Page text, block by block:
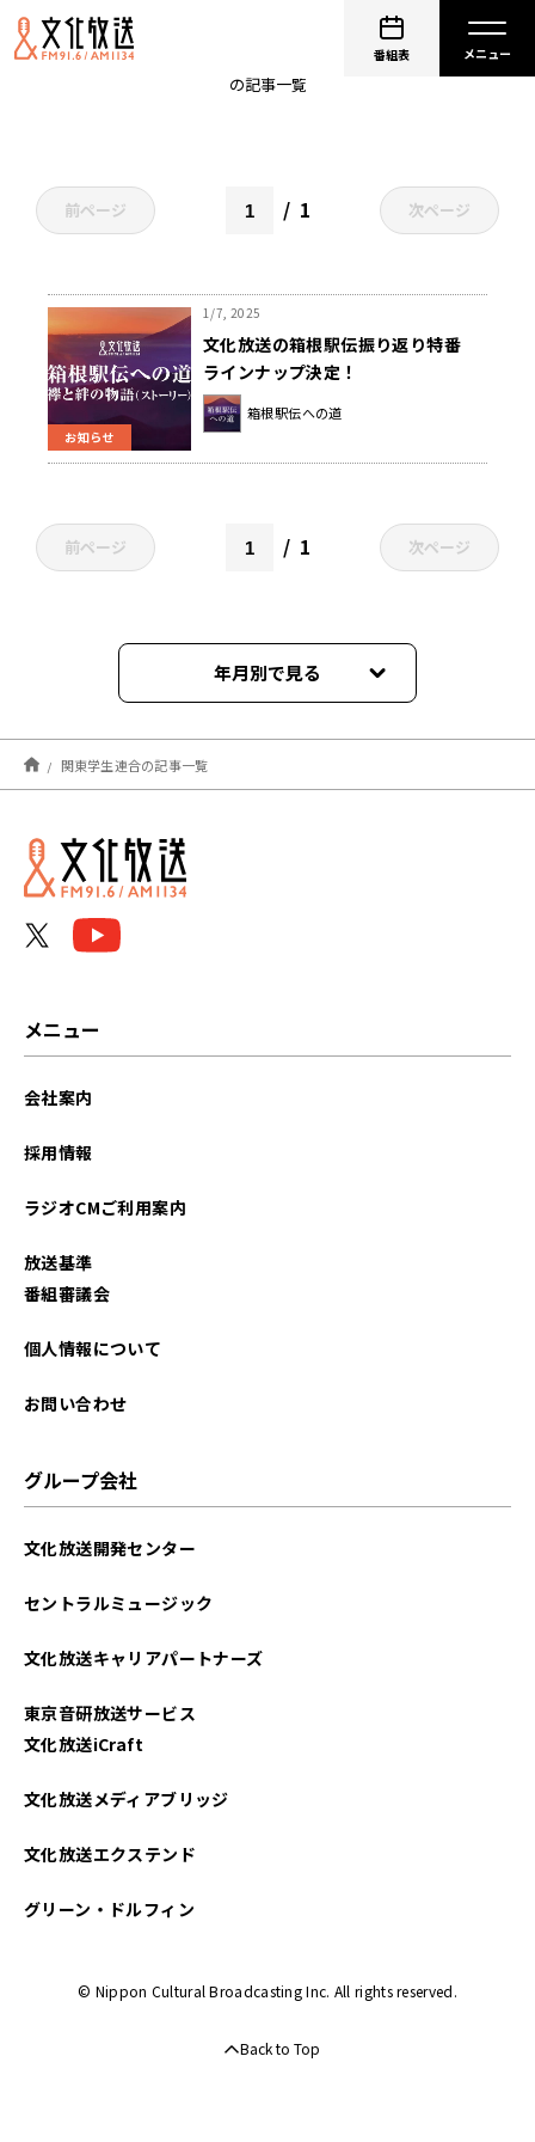
番組表
の記事一覧
前ページ 1 次ページ
お知らせ
1/7, 2025
文化放送の箱根駅伝振り返り特番
ラインナップ決定！
箱根駅伝への道
前ページ 1 次ページ
年月別で見る
2025年12月
2025年01月
2024年12月
関東学生連合の記事一覧
メニュー
会社案内
採用情報
ラジオCMご利用案内
放送基準
番組審議会
個人情報について
お問い合わせ
グループ会社
文化放送開発センター
セントラルミュージック
文化放送キャリアパートナーズ
東京音研放送サービス
文化放送iCraft
文化放送メディアブリッジ
文化放送エクステンド
グリーン・ドルフィン
© Nippon Cultural Broadcasting Inc. All rights reserved.
Back to Top